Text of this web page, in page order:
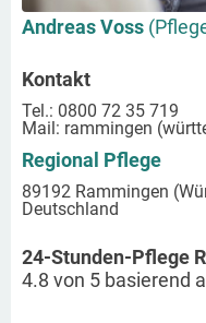
Andreas Voss
Kontakt
Tel.: 0800 72 35 719
Mail: rammingen
Regional Pflege
89192 Rammingen
Deutschland
24-Stunden-Pflege
4.8 von 5 basierend